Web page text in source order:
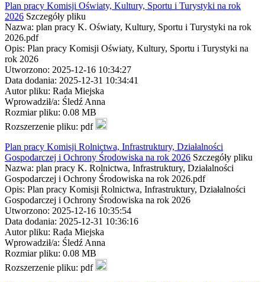
Plan pracy Komisji Oświaty, Kultury, Sportu i Turystyki na rok
2026 Szczegóły pliku
Nazwa: plan pracy K. Oświaty, Kultury, Sportu i Turystyki na rok
2026.pdf
Opis: Plan pracy Komisji Oświaty, Kultury, Sportu i Turystyki na
rok 2026
Utworzono: 2025-12-16 10:34:27
Data dodania: 2025-12-31 10:34:41
Autor pliku: Rada Miejska
Wprowadził/a: Śledź Anna
Rozmiar pliku: 0.08 MB
Rozszerzenie pliku: pdf
Plan pracy Komisji Rolnictwa, Infrastruktury, Działalności
Gospodarczej i Ochrony Środowiska na rok 2026 Szczegóły pliku
Nazwa: plan pracy K. Rolnictwa, Infrastruktury, Działalności
Gospodarczej i Ochrony Środowiska na rok 2026.pdf
Opis: Plan pracy Komisji Rolnictwa, Infrastruktury, Działalności
Gospodarczej i Ochrony Środowiska na rok 2026
Utworzono: 2025-12-16 10:35:54
Data dodania: 2025-12-31 10:36:16
Autor pliku: Rada Miejska
Wprowadził/a: Śledź Anna
Rozmiar pliku: 0.08 MB
Rozszerzenie pliku: pdf